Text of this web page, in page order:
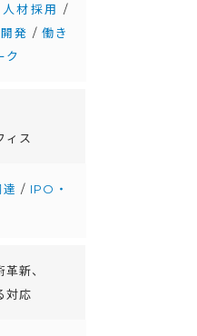
人材採用 /
発 / 働き
ク
ィス
/ IPO・
新、
対応